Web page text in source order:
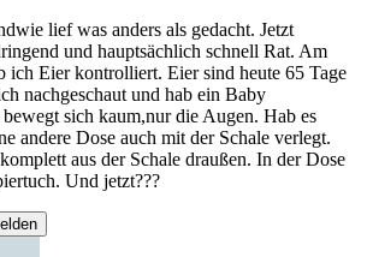
lief was anders als gedacht. Jetzt
und hauptsächlich schnell Rat. Am
ich Eier kontrolliert. Eier sind heute 65 Tage
nachgeschaut und hab ein Baby
sich kaum,nur die Augen. Hab es
andere Dose auch mit der Schale verlegt.
aus der Schale draußen. In der Dose
Und jetzt???